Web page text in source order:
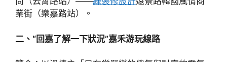
業街（樂嘉路站）。
二、“回嘉了解一下狀況”嘉禾游玩線路